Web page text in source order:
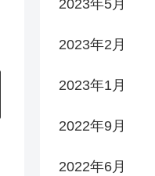
2023年5月
2023年2月
2023年1月
2022年9月
2022年6月